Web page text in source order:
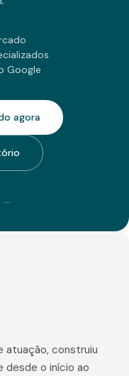
Google
agora
—
atuação, construiu
desde o início ao